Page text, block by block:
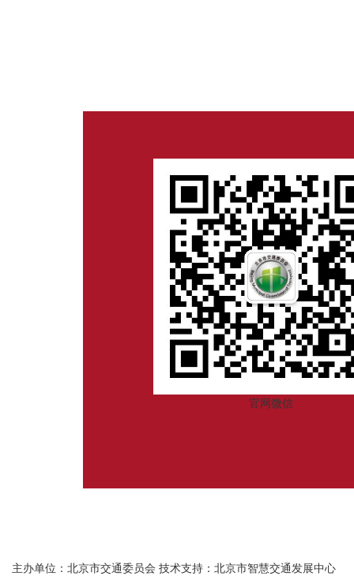
官网微信
主办单位：北京市交通委员会 技术支持：北京市智慧交通发展中心